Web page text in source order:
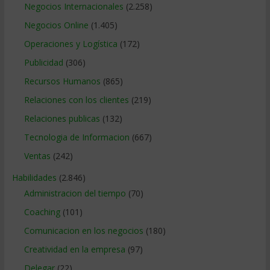
Negocios Internacionales (2.258)
Negocios Online (1.405)
Operaciones y Logística (172)
Publicidad (306)
Recursos Humanos (865)
Relaciones con los clientes (219)
Relaciones publicas (132)
Tecnologia de Informacion (667)
Ventas (242)
Habilidades (2.846)
Administracion del tiempo (70)
Coaching(101)
Comunicacion en los negocios (180)
Creatividad en la empresa (97)